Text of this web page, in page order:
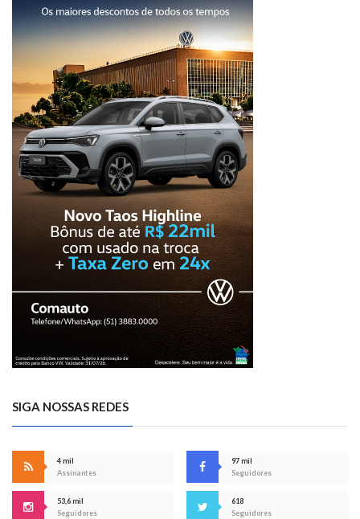
SIGA NOSSAS REDES
4 mil
Assinantes
97 mil
Seguidores
53,6 mil
Seguidores
618
Seguidores